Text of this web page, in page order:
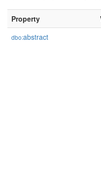
Property
dbo:abstract